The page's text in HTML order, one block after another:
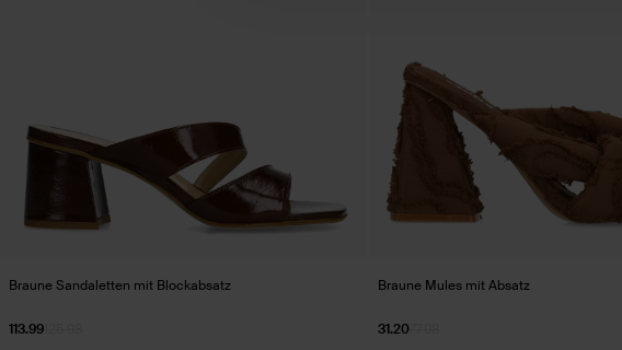
Braune Sandaletten mit Blockabsatz
113.99
Braune Mules mit Absatz
77.98
31.20